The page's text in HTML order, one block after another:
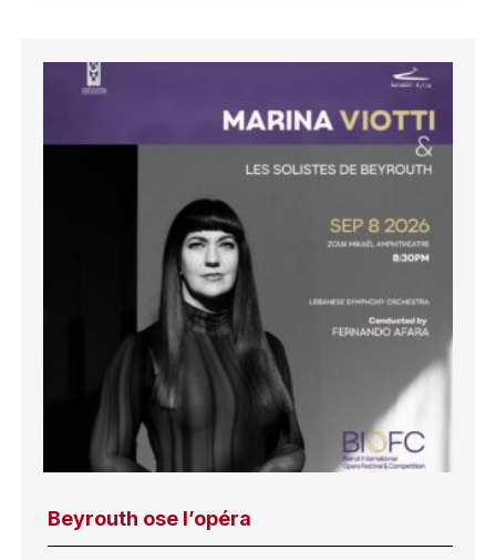
Beyrouth ose l’opéra